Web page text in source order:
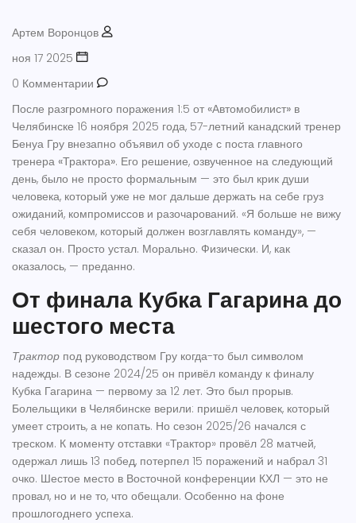
Артем Воронцов
ноя 17 2025
0 Комментарии
После разгромного поражения 1:5 от «Автомобилист» в
Челябинске 16 ноября 2025 года, 57-летний канадский тренер
Бенуа Гру внезапно объявил об уходе с поста главного
тренера «Трактора». Его решение, озвученное на следующий
день, было не просто формальным — это был крик души
человека, который уже не мог дальше держать на себе груз
ожиданий, компромиссов и разочарований. «Я больше не вижу
себя человеком, который должен возглавлять команду», —
сказал он. Просто устал. Морально. Физически. И, как
оказалось, — преданно.
От финала Кубка Гагарина до
шестого места
Трактор под руководством Гру когда-то был символом
надежды. В сезоне 2024/25 он привёл команду к финалу
Кубка Гагарина — первому за 12 лет. Это был прорыв.
Болельщики в Челябинске верили: пришёл человек, который
умеет строить, а не копать. Но сезон 2025/26 начался с
треском. К моменту отставки «Трактор» провёл 28 матчей,
одержал лишь 13 побед, потерпел 15 поражений и набрал 31
очко. Шестое место в Восточной конференции КХЛ — это не
провал, но и не то, что обещали. Особенно на фоне
прошлогоднего успеха.